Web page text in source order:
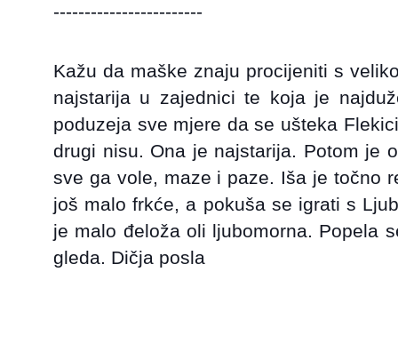
------------------------
Kažu da maške znaju procijeniti s
najstarija u zajednici te koja je
poduzeja sve mjere da se ušteka
drugi nisu. Ona je najstarija. Potom je
sve ga vole, maze i paze. Iša je točno
još malo frkće, a pokuša se igrati s
je malo đeloža oli ljubomorna. Popela
gleda. Dičja posla